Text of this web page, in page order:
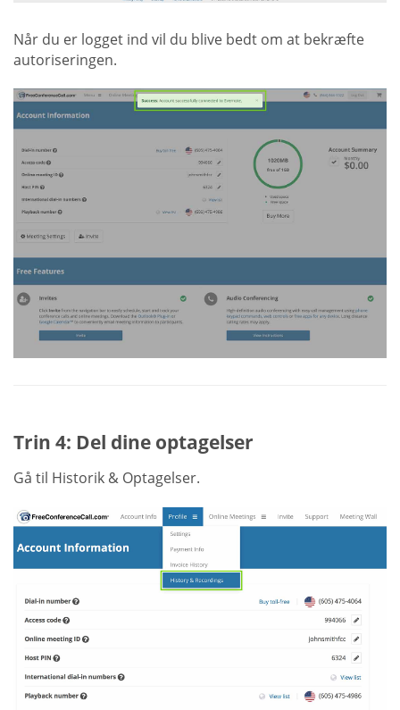
Når du er logget ind vil du blive bedt om at bekræfte
autoriseringen.
Trin 4: Del dine optagelser
Gå til Historik & Optagelser.